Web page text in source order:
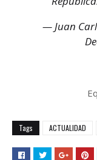
— Juan
Tags ACTUALIDAD